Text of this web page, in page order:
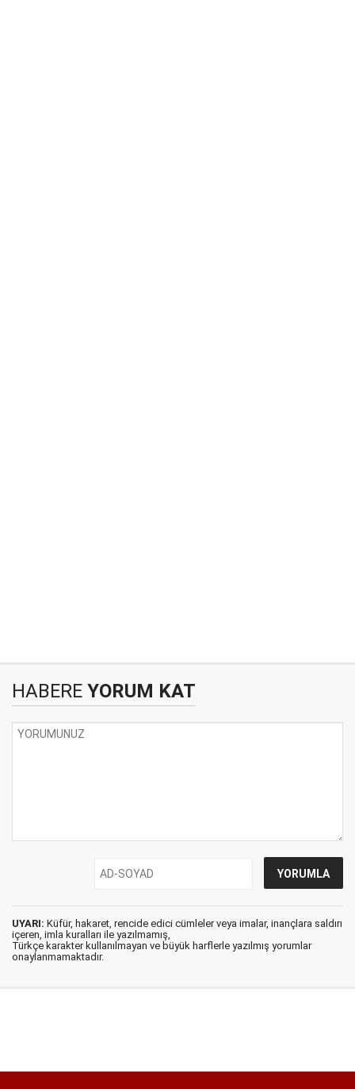
HABERE YORUM KAT
UYARI: Küfür, hakaret, rencide edici cümleler veya imalar, inançlara saldırı
içeren, imla kuralları ile yazılmamış,
Türkçe karakter kullanılmayan ve büyük harflerle yazılmış yorumlar
onaylanmamaktadır.